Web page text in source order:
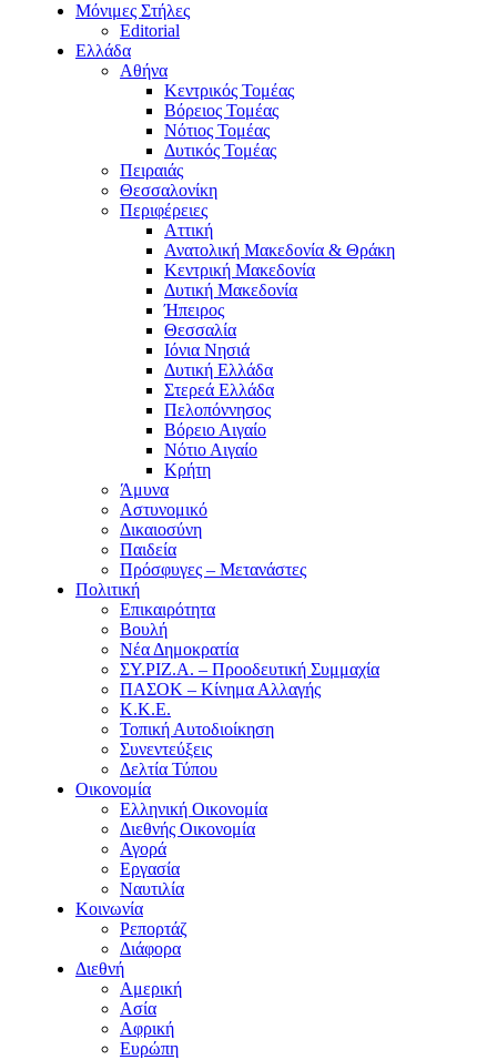
Μόνιμες Στήλες
Editorial
Ελλάδα
Αθήνα
Κεντρικός Τομέας
Βόρειος Τομέας
Νότιος Τομέας
Δυτικός Τομέας
Πειραιάς
Θεσσαλονίκη
Περιφέρειες
Αττική
Ανατολική Μακεδονία & Θράκη
Κεντρική Μακεδονία
Δυτική Μακεδονία
Ήπειρος
Θεσσαλία
Ιόνια Νησιά
Δυτική Ελλάδα
Στερεά Ελλάδα
Πελοπόννησος
Βόρειο Αιγαίο
Νότιο Αιγαίο
Κρήτη
Άμυνα
Αστυνομικό
Δικαιοσύνη
Παιδεία
Πρόσφυγες – Μετανάστες
Πολιτική
Επικαιρότητα
Βουλή
Νέα Δημοκρατία
ΣΥ.ΡΙΖ.Α. – Προοδευτική Συμμαχία
ΠΑΣΟΚ – Κίνημα Αλλαγής
Κ.Κ.Ε.
Τοπική Αυτοδιοίκηση
Συνεντεύξεις
Δελτία Τύπου
Οικονομία
Ελληνική Οικονομία
Διεθνής Οικονομία
Αγορά
Εργασία
Ναυτιλία
Κοινωνία
Ρεπορτάζ
Διάφορα
Διεθνή
Αμερική
Ασία
Αφρική
Ευρώπη